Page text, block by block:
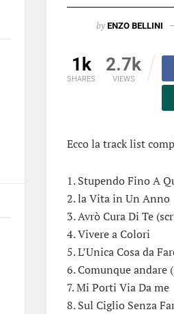
by ENZO BELLINI
1k
SHARES
2.7k
VIEWS
Ecco la track list
1. Stupendo Fino A
2. la Vita in Un Anno
3. Avrò Cura Di Te
4. Vivere a Colori
5. L’Unica Cosa da
6. Comunque andare
7. Mi Porti Via Da me
8. Sul Ciglio Senza